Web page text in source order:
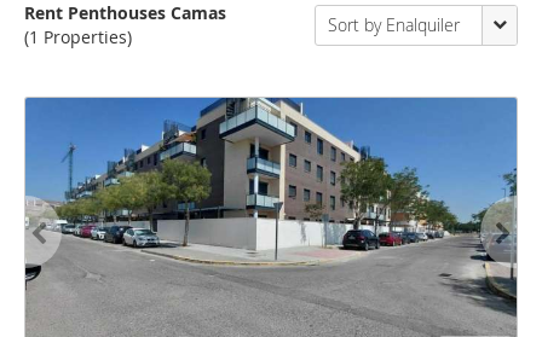
Rent Penthouses Camas
(1 Properties)
Sort by Enalquiler